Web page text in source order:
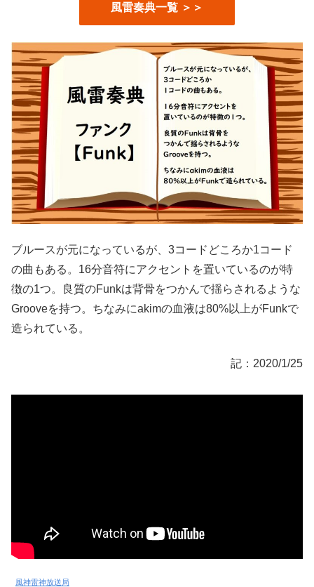
風雷奏典一覧 ＞＞
ブルースが元になっているが、3コードどころか1コード
の曲もある。16分音符にアクセントを置いているのが特
徴の1つ。良質のFunkは背骨をつかんで揺らされるような
Grooveを持つ。ちなみにakimの血液は80%以上がFunkで
造られている。
記：2020/1/25
風神雷神放送局